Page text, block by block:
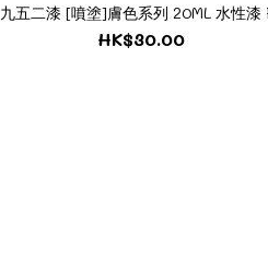
九五二漆 [噴塗]膚色系列 20ML 水性漆
HK$30.00